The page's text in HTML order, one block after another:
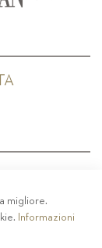
POLICY
migliore.
Informazioni